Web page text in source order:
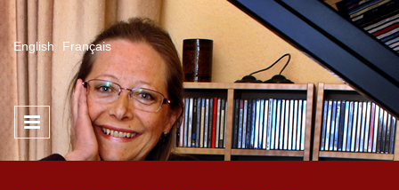
Aller au contenu principal
English Français